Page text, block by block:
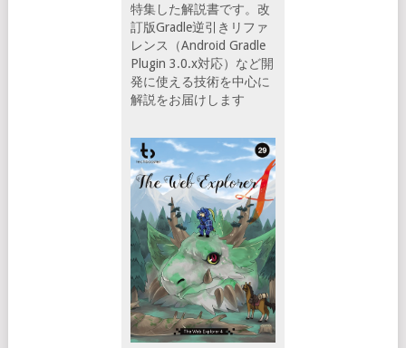
特集した解説書です。改
訂版Gradle逆引きリファ
レンス（Android Gradle
Plugin 3.0.x対応）など開
発に使える技術を中心に
解説をお届けします